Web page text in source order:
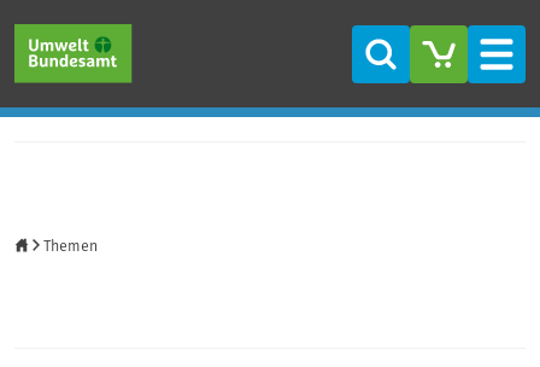
Suche
Themen